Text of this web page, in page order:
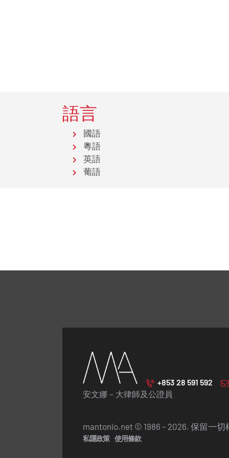
語言
國語
粵語
英語
葡語
+853 28 591 592
安文娜－大律師及公證員
mantonio.net © 1986 – 2026. 保留一切
私隱政策 使用條款